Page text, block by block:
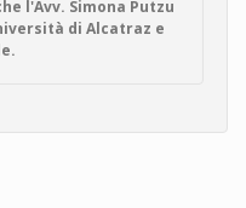
l'Avv. Simona Putzu
di Alcatraz e